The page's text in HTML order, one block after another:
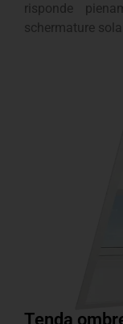
risponde
schermature
Tenda